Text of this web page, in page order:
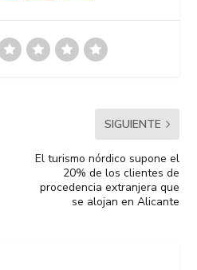
SIGUIENTE
El turismo nórdico supone el
20% de los clientes de
procedencia extranjera que
se alojan en Alicante